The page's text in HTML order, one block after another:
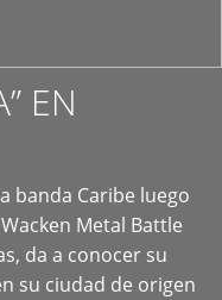
EN
banda Caribe luego
Metal Battle
da a conocer su
su ciudad de origen